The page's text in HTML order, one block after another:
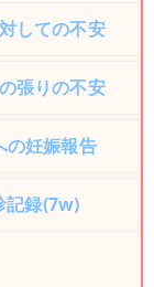
しての不安
張りの不安
の妊娠報告
記録(7w)